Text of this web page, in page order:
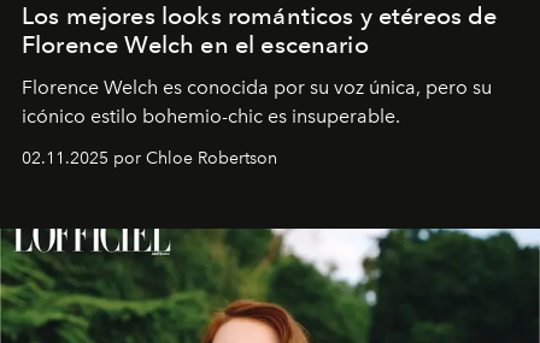
Los mejores looks románticos y etéreos de
Florence Welch en el escenario
Florence Welch es conocida por su voz única, pero su
icónico estilo bohemio-chic es insuperable.
02.11.2025 por Chloe Robertson